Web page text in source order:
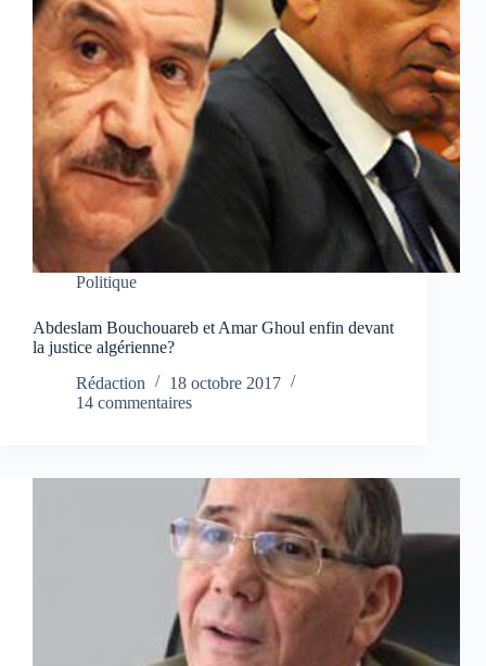
Politique
Abdeslam Bouchouareb et Amar Ghoul enfin devant
la justice algérienne?
Rédaction
18 octobre 2017
14 commentaires